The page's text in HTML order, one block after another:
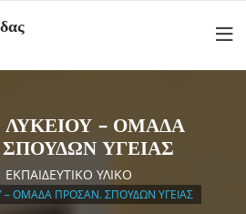
ΛΥΚΕΙΟΥ – ΟΜΑΔΑ
ΥΓΕΙΑΣ
ΕΚΠΑΙΔΕΥΤΙΚΟ ΥΛΙΚΟ
– ΟΜΑΔΑ ΠΡΟΣΑΝ. ΣΠΟΥΔΩΝ ΥΓΕΙΑΣ